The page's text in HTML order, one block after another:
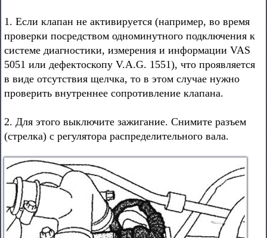
1. Если клапан не активируется (например, во время
проверки посредством одноминутного подключения к
системе диагностики, измерения и информации VAS
5051 или дефектоскопу V.A.G. 1551), что проявляется
в виде отсутствия щелчка, то в этом случае нужно
проверить внутреннее сопротивление клапана.
2. Для этого выключите зажигание. Снимите разъем
(стрелка) с регулятора распределительного вала.